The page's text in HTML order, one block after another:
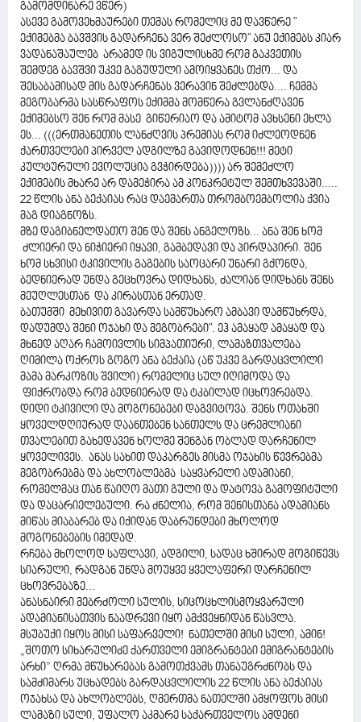
გამომდინარე ვწერ)
ასევე გამოვეხმაურები თემას რომელიც მე დავწერე "
ექიმებმა ბავშვის გადარჩენა ვერ შეძლოსო" ანუ ექიმებს კიარ
ვადანაშაულებ არამედ ის ვიგულისხმე რომ გაკვეთის
შემდეგ ბავშვი უკვე გაგუდული ამოიყვანეს თქო... და
შესაბამისად მის გადარჩენას ვერავინ შეძლებდა.... ჩემმა
მეგობარმა სასწრაფოს ექიმმა მომწერა გვლანძღავენ
ექიმებსო შენ რომ მასე გიწერიაო და ამიტომ ავხსენი ეხლა
ეს... (((ერთმანეთის ლანძღვის პრემიას რომ იძლეოდნენ
ქართველები პირველ ადგილზე გავიდოდნენ!!! მეტი
კულტურული ევოლუცია გვჭირდება)))) არ შემეძლო
ექიმების მხარე არ დამეჭირა ამ კონკრეტულ შემთხვევაში.....
22 წლის ანა ბექაიას რაც დაემართა თრომბოემბოლია ქვია
მაგ დიაგნოზს.
მზე დაგიბნელდათო შენ და შენს ანგელოზს... ანა შენ ხომ
ძლიერი და ნიჭიერი იყავი, გამბედავი და პირდაპირი. შენ
ხომ სხვისი ტკივილის გაგების საოცარი უნარი გქონდა,
ბედნიერად უნდა გეცხოვრა დიდხანს, ძალიან დიდხანს შენს
მეუღლესთან და კირასთან ერთად.
ბათუმში მეხივით გავარდა სამწუხარო ამბავი დამწუხრდა,
დადუმდა შენი ოჯახი და მეგობრები". ეჰ ამაყად ამაყად და
მხნედ აღარ ჩამოივლის სიმპათიური, ლამაზთვალება
ღიმილა ოქროს გოგო ანა ბექაია (აწ უკვე გარდაცვლილი
მამა მარკოზის შვილი) რომელიც სულ იღიმოდა და
ფიქრობდა რომ ბედნიერად და ტკბილად იცხოვრებდა.
დიდი ტკივილი და მოგონებები დაგვიტოვა. შენს ოთახში
ყოველდღიურად დაანთებენ სანთელს და ცრემლიანი
თვალებით გახედავენ ხოლმე შენგან ობლად დარჩენილ
ყოველივეს. ანას სახით დაკარგეს მისმა ოჯახის წევრებმა
მეგობრებმა და ახლობლებმა საყვარელი ადამიანი,
რომელმაც თან წაიღო მათი გული და დატოვა გამოფიტული
და დაცარიელებული. რა ძნელია, რომ შენისთანა ადამიანს
მიწას მიაბარებ და იქიდან დაბრუნდები მხოლოდ
მოგონებების იმედად.
რჩება მხოლოდ საფლავი, ადგილი, სადაც ხშირად მოგიწევს
სიარული, რადგან უნდა მოუყვე ყველაფერი დარჩენილ
ცხოვრებაზე...
ანასნაირი მებრძოლი სულის, სიცოცხლისმოყვარული
ადამიანისათვის ნაადრევი იყო ამქვეყნიდან წასვლა.
მსუბუქი იყოს მისი საფარველი! ნათელში მისი სული, ამინ!
„შოთო სიხარულიძე ქართველი ემიგრანტები ემიგრანტების
არხი” ღრმა მწუხარებას გამოთქვამს თანაუგრძნობს და
სამძიმარს უცხადებს გარდაცვლილის 22 წლის ანა ბექაიას
ოჯახსა და ახლობლებს, ღმერთმა ნათელში ამყოფოს მისი
ლამაზი სული, უფალო აკმარე საქართველოს ამდენი